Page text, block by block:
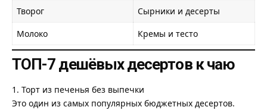
Творог
Сырники и десерты
Молоко
Кремы и тесто
ТОП-7 дешёвых десертов к чаю
1. Торт из печенья без выпечки
Это один из самых популярных бюджетных десертов.